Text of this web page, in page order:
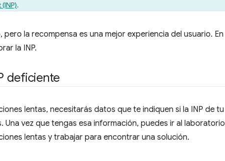
.
la recompensa es una mejor experiencia del usuario. En
la INP.
deficiente
lentas, necesitarás datos que te indiquen si la INP de tu
vez que tengas esa información, puedes ir al laboratorio
lentas y trabajar para encontrar una solución.